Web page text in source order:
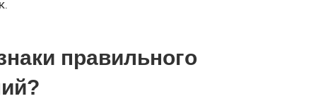
правильного